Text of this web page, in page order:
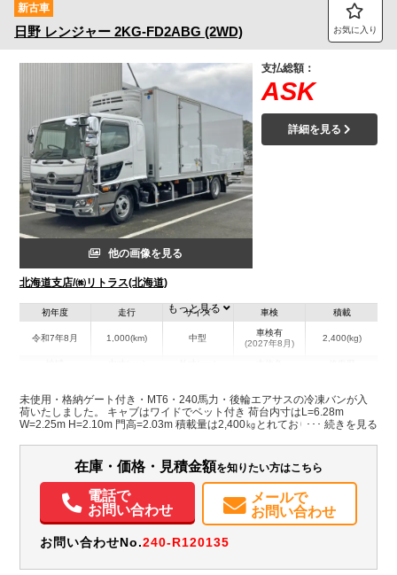
新古車
日野 レンジャー 2KG-FD2ABG (2WD) お気に入り
他の画像を見る
北海道支店/㈱リトラス(北海道)
支払総額：
ASK
詳細を見る
初年度
令和7年8月
走行
1,000(km)
サイズ
中型
車検
車検有
(2027年8月)
積載
2,400(kg)
北海道
W:2,250
H:2,100
- 無
パワステ パワーウィンドウ ABS エアバッグ
電動格納ミラー
ETC
バックモニター
もっと見る
未使用・格納ゲート付き・MT6・240馬力・後輪エアサスの冷凍バンが入
荷いたしました。 キャブはワイドでベット付き 荷台内寸はL=6.28m
W=2.25m H=2.10m 門高=2.03m 積載量は2,400㎏とれております。 冷凍機
す。 片開き式のサイドドアも付いており、門口周りはステンレス製となっ
ております。 車検付きのため名義変更後すぐ使用できます。 是非この機会
にお問い合わせください！
在庫・価格・見積金額を知りたい方はこちら
電話で
お問い合わせ
メールで
お問い合わせ
お問い合わせNo.240-R120135